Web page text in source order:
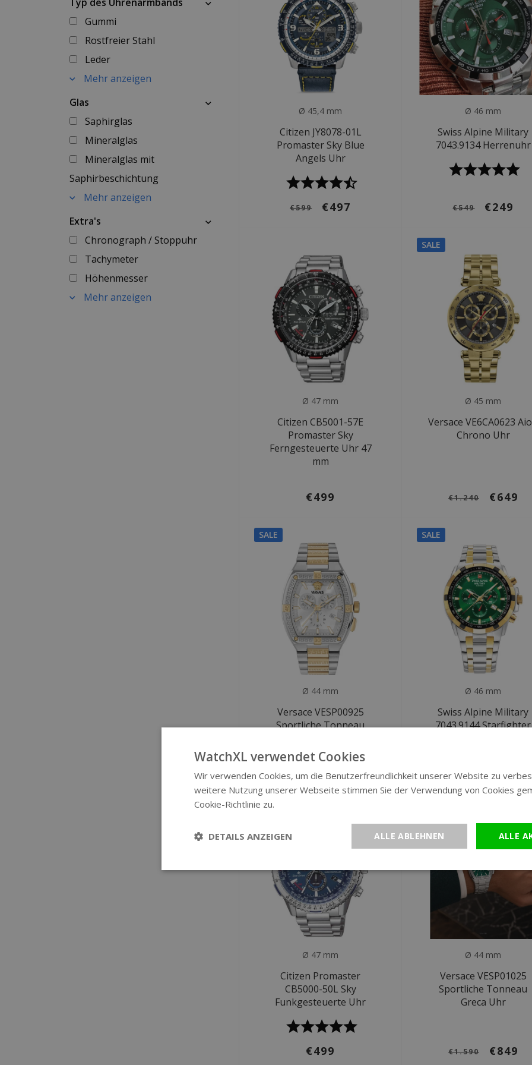
Gummi
Rostfreier Stahl
Leder
Mehr anzeigen
Glas
Saphirglas
Mineralglas
Mineralglas mit
Saphirbeschichtung
Mehr anzeigen
Extra's
Chronograph / Stoppuhr
Tachymeter
Höhenmesser
Mehr anzeigen
Ø 45,4 mm
Citizen JY8078-01L
Promaster Sky Blue
Angels Uhr
€599 €497
Ø 46 mm
Swiss Alpine Military
7043.9134 Herrenuhr
€549 €249
Ø 47 mm
Citizen CB5001-57E
Promaster Sky
Ferngesteuerte Uhr 47
mm
€499
SALE
Ø 45 mm
Versace VE6CA0623
Chrono Uhr
€1.240 €649
SALE
Ø 44 mm
Versace VESP00925
Sportliche Tonneau
€1.660 €849
SALE
Ø 46 mm
Swiss Alpine Military
7043.9144 Starfighter
Ø 47 mm
Citizen Promaster
CB5000-50L Sky
Funkgesteuerte Uhr
€499
Ø 44 mm
Versace VESP01025
Sportliche Tonneau
Greca Uhr
€1.590 €849
WatchXL verwendet Cookies
Wir verwenden Cookies, um die Benutzerfreundlichkeit unserer Website zu
weitere Nutzung unserer Webseite stimmen Sie der Verwendung von Cookies
Cookie-Richtlinie zu.
ALLE
ALLE ABLEHNEN
DETAILS ANZEIGEN